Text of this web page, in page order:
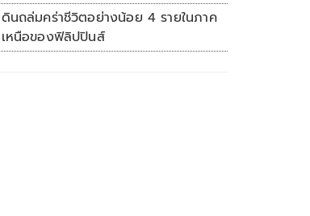
ดินถล่มคร่าชีวิตอย่างน้อย 4 รายในภาค
เหนือของฟิลิปปินส์